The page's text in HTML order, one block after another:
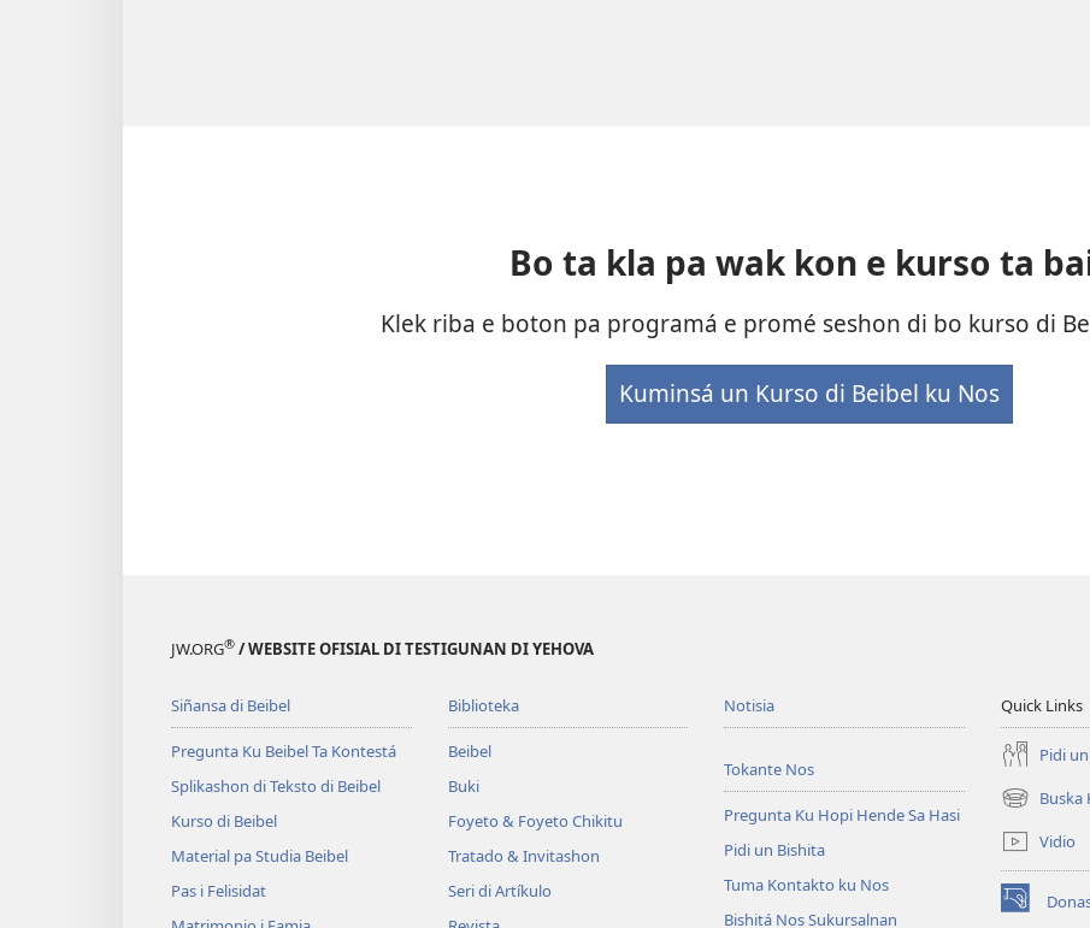
Bo ta kla pa wak kon e kurso ta
Klek riba e boton pa programá e promé seshon di bo kurso di
Kuminsá un Kurso di Beibel ku Nos
JW.ORG® / WEBSITE OFISIAL DI TESTIGUNAN DI YEHOVA
Siñansa di Beibel
Pregunta Ku Beibel Ta Kontestá
Splikashon di Teksto di Beibel
Kurso di Beibel
Material pa Studia Beibel
Pas i Felisidat
Biblioteka
Beibel
Buki
Foyeto & Foyeto Chikitu
Tratado & Invitashon
Seri di Artíkulo
Notisia
Tokante Nos
Pregunta Ku Hopi Hende Sa Hasi
Pidi un Bishita
Tuma Kontakto ku Nos
Bishitá Nos Sukursalnan
Quick Links
Pidi
Buska
(opens
new
window)
Vidio
(opens